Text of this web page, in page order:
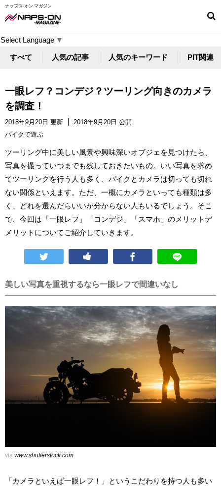
ナップス-オン マガジン
Select Language ▼
すべて 人気の記事 人気のキーワード PIT関連
一眼レフ？コンデジ？ツーリング向きのカメラ
を調査！
2018年9月20日 更新
2018年9月20日 公開
バイクで遊ぶ
ツーリング中に美しい風景や興味深いオブジェを見つけたら、
写真を撮っていつまでも残しておきたいもの。いい写真を求め
てツーリングを行う人も多く、バイクとカメラは切っても切れ
ない関係といえます。ただ、一概にカメラといっても種類は多
く、どれを選んだらいいか分からない人もいるでしょう。そこ
で、今回は「一眼レフ」「コンデジ」「スマホ」のメリットデ
メリットについてご紹介していきます。
美しい写真を重視するなら一眼レフで間違いなし
via www.shutterstock.com
「カメラといえば一眼レフ！」というこだわりを持つ人も多い